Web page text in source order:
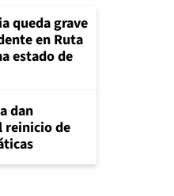
queda grave
en Ruta
estado de
dan
reinicio de